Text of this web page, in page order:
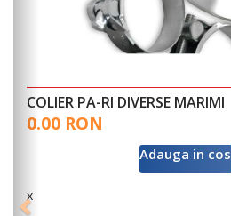
COLIER PA-RI DIVERSE MARIMI
0.00 RON
Adauga in cos
x